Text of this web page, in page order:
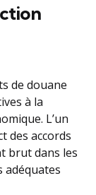
de douane
à la
L’un
des accords
brut dans les
adéquates